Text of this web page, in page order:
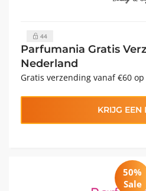
44
Parfumania Gratis
Nederland
Gratis verzending vanaf €60
KRIJG EEN
50%
Sale